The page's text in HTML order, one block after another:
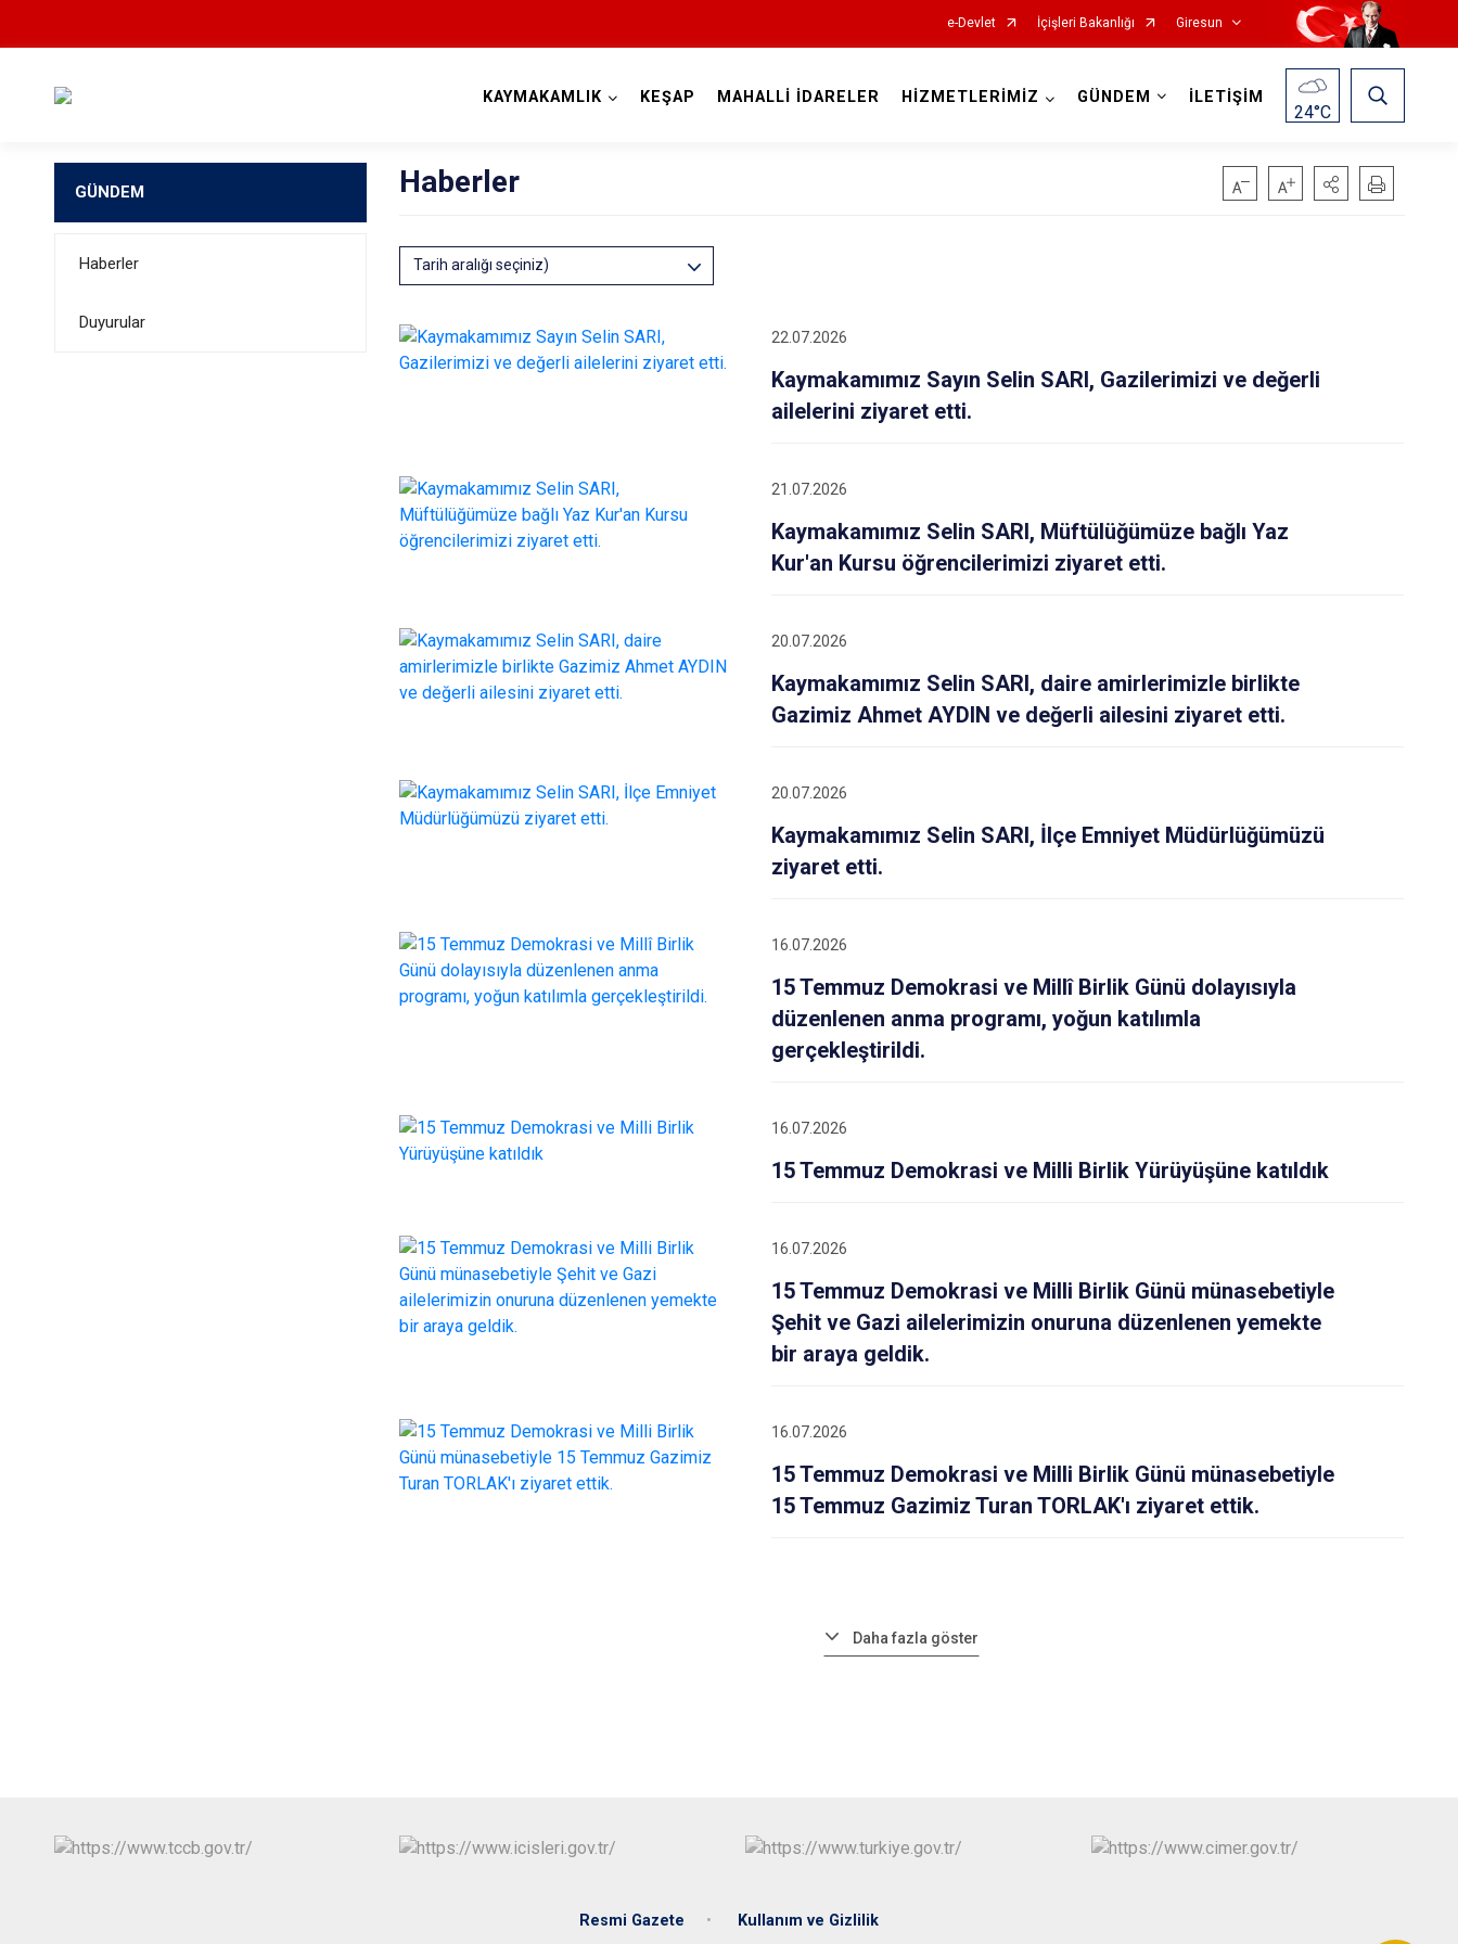
e-Devlet İçişleri Bakanlığı Giresun
Espiye
Eynesil
Yağlıdere
KAYMAKAMLIK KEŞAP MAHALLİ İDARELER HİZMETLERİMİZ GÜNDEM İLETİŞİM
24°C
GÜNDEM
Haberler
Duyurular
Haberler
Tarih aralığı seçiniz)
22.07.2026
Kaymakamımız Sayın Selin SARI, Gazilerimizi ve değerli
ailelerini ziyaret etti.
21.07.2026
Kaymakamımız Selin SARI, Müftülüğümüze bağlı Yaz
Kur'an Kursu öğrencilerimizi ziyaret etti.
20.07.2026
Kaymakamımız Selin SARI, daire amirlerimizle birlikte
Gazimiz Ahmet AYDIN ve değerli ailesini ziyaret etti.
20.07.2026
Kaymakamımız Selin SARI, İlçe Emniyet Müdürlüğümüzü
ziyaret etti.
16.07.2026
15 Temmuz Demokrasi ve Millî Birlik Günü dolayısıyla
düzenlenen anma programı, yoğun katılımla
gerçekleştirildi.
16.07.2026
15 Temmuz Demokrasi ve Milli Birlik Yürüyüşüne katıldık
16.07.2026
15 Temmuz Demokrasi ve Milli Birlik Günü münasebetiyle
Şehit ve Gazi ailelerimizin onuruna düzenlenen yemekte
bir araya geldik.
16.07.2026
15 Temmuz Demokrasi ve Milli Birlik Günü münasebetiyle
15 Temmuz Gazimiz Turan TORLAK'ı ziyaret ettik.
Daha fazla göster
Resmi Gazete Kullanım ve Gizlilik